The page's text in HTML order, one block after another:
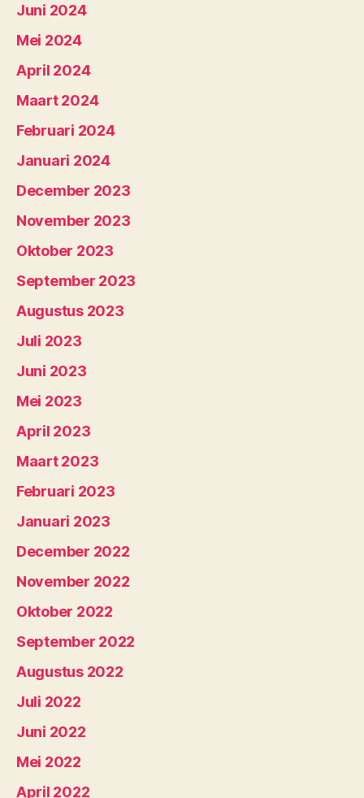
Juni 2024
Mei 2024
April 2024
Maart 2024
Februari 2024
Januari 2024
December 2023
November 2023
Oktober 2023
September 2023
Augustus 2023
Juli 2023
Juni 2023
Mei 2023
April 2023
Maart 2023
Februari 2023
Januari 2023
December 2022
November 2022
Oktober 2022
September 2022
Augustus 2022
Juli 2022
Juni 2022
Mei 2022
April 2022